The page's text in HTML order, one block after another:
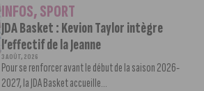
INFOS,SPORT
JDA Basket : Kevion Taylor intègre
l’effectif de la Jeanne
3 AOÛT, 2026
Pour se renforcer avant le début de la saison 2026-
2027, la JDA Basket accueille...